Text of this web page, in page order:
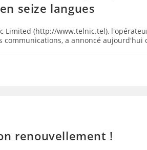
seize langues
Limited (http://www.telnic.tel),
communications, a annoncé
renouvellement !